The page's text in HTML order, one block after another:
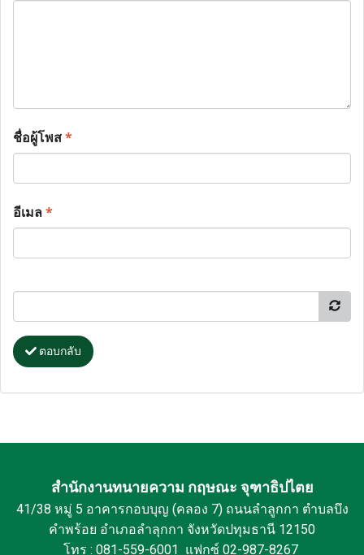
ชื่อผู้โพส*
อีเมล*
ตอบกลับ
สำนักงานทนายความ กฤษณะ จุฑาธิปไตย
41/38 หมู่ 5 อาคารกอบบุญ (คลอง 7) ถนนลำลูกกา ตำบลบึง
คำพร้อย อำเภอลำลุกกา จังหวัดปทุมธานี 12150
โทร : 081-559-6001 แฟกซ์ 02-987-8267